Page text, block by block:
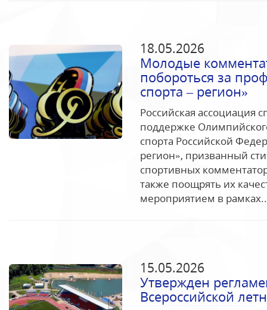
18.05.2026
Молодые
побороться за
спорта – регион»
Российская ассоциация
поддержке
спорта Российской
регион», призванный
спортивных
также поощрять их
мероприятием в
15.05.2026
Утвержден
Всероссийской